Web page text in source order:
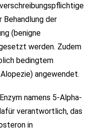
Behandlung der
(benigne
werden. Zudem
bedingtem
angewendet.
namens 5-Alpha-
verantwortlich, das
in